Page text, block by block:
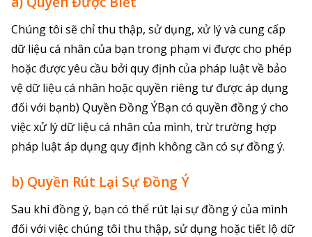
Chúng tôi sẽ chỉ thu thập, sử dụng, xử lý và cung cấp
dữ liệu cá nhân của bạn trong phạm vi được cho phép
hoặc được yêu cầu bởi quy định của pháp luật về bảo
vệ dữ liệu cá nhân hoặc quyền riêng tư được áp dụng
đối với bạnb) Quyền Đồng ÝBạn có quyền đồng ý cho
việc xử lý dữ liệu cá nhân của mình, trừ trường hợp
pháp luật áp dụng quy định không cần có sự đồng ý.
b) Quyền Rút Lại Sự Đồng Ý
Sau khi đồng ý, bạn có thể rút lại sự đồng ý của mình
đối với việc chúng tôi thu thập, sử dụng hoặc tiết lộ dữ